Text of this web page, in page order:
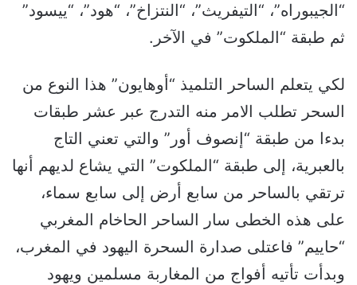
“الجيبوراه”، “التيفريث”، “النتزاخ”، “هود”، “ييسود”
ثم طبقة “الملكوت” في الآخر.
لكي يتعلم الساحر التلميذ “أوهايون” هذا النوع من
السحر تطلب الامر منه التدرج عبر عشر طبقات
بدءا من طبقة “إنصوف أور” والتي تعني التاج
بالعبرية، إلى طبقة “الملكوت” التي يشاع لديهم أنها
ترتقي بالساحر من سابع أرض إلى سابع سماء،
على هذه الخطى سار الساحر الحاخام المغربي
“حاييم” فاعتلى صدارة السحرة اليهود في المغرب،
وبدأت تأتيه أفواج من المغاربة مسلمين ويهود